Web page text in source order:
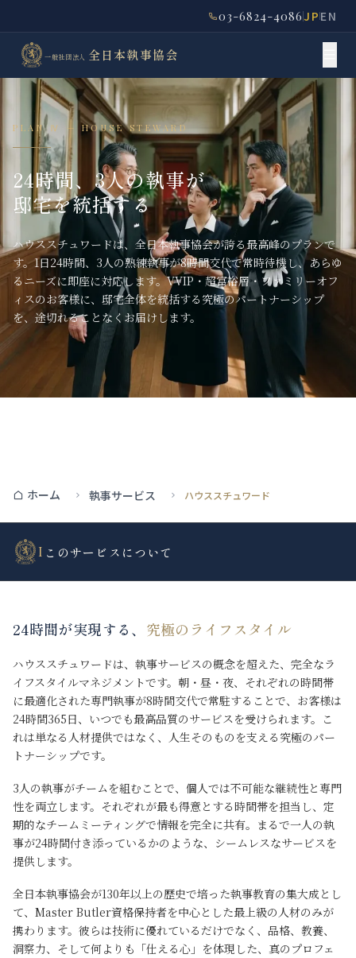
03-6824-4086JPEN
一般社団法人 全日本執事協会
PLAN Ⅳ — HOUSE STEWARD
24時間、3人の執事が
邸宅を統括する
ハウススチュワードは、全日本執事協会が誇る最高峰のプランで
す。1日24時間、3人の熟練執事が8時間交代で常時待機し、あらゆ
るニーズに即座に対応します。VVIP・超富裕層・ファミリーオフ
ィスのお客様に、邸宅全体を統括する究極のパートナーシップ
を、途切れることなくお届けします。
ホーム 執事サービス ハウススチュワード
I このサービスについて
24時間が実現する、 究極のライフスタイル
ハウススチュワードは、執事サービスの概念を超えた、完全なラ
イフスタイルマネジメントです。朝・昼・夜、それぞれの時間帯
に最適化された専門執事が8時間交代で常駐することで、お客様は
24時間365日、いつでも最高品質のサービスを受けられます。こ
れは単なる人材提供ではなく、人生そのものを支える究極のパー
トナーシップです。
3人の執事がチームを組むことで、個人では不可能な継続性と専門
性を両立します。それぞれが最も得意とする時間帯を担当し、定
期的なチームミーティングで情報を完全に共有。まるで一人の執
事が24時間付き添っているかのような、シームレスなサービスを
提供します。
全日本執事協会が130年以上の歴史で培った執事教育の集大成とし
て、Master Butler資格保持者を中心とした最上級の人材のみが
携わります。彼らは技術に優れているだけでなく、品格、教養、
洞察力、そして何よりも「仕える心」を体現した、真のプロフェ